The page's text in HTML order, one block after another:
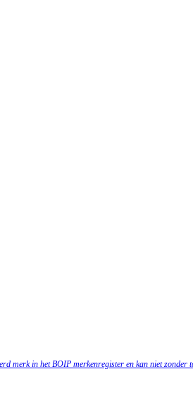
merk in het BOIP merkenregister en kan niet